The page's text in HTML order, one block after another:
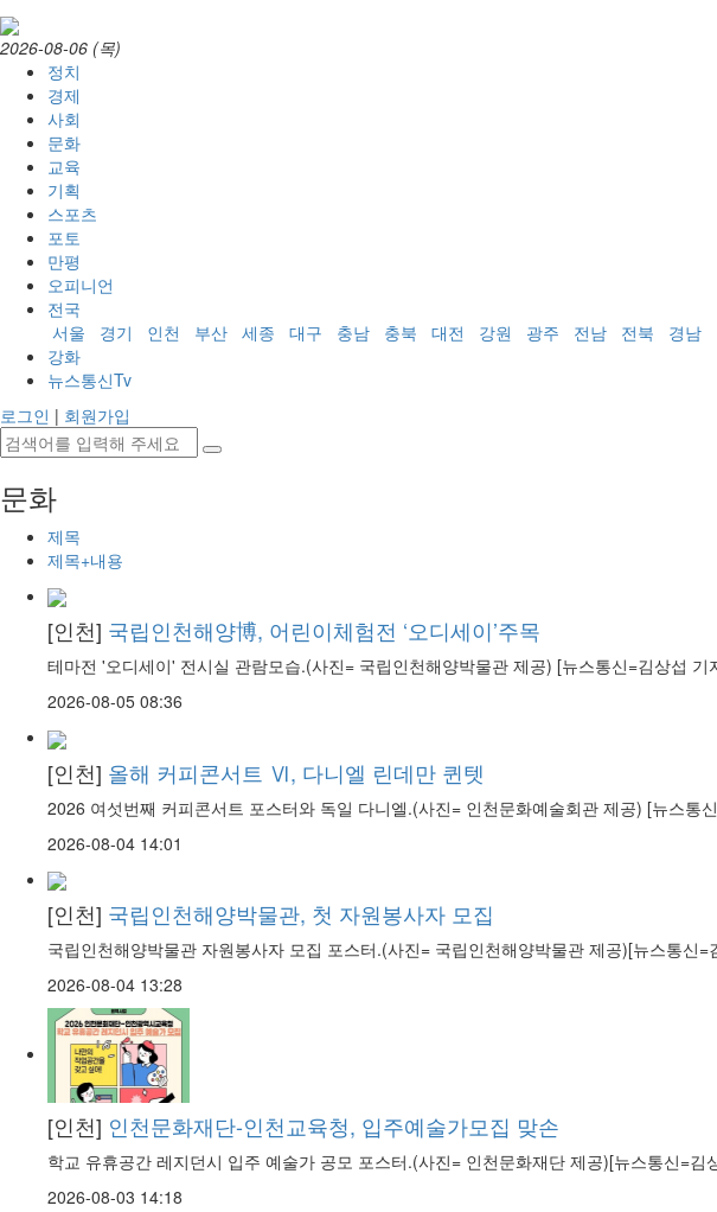
2026-08-06 (목)
정치
경제
사회
문화
교육
기획
스포츠
포토
만평
오피니언
전국
서울
경기 인천 부산 세종 대구 충남 충북 대전 강원 광주 전남 전북 경남
강화
뉴스통신Tv
로그인 | 회원가입
문화
제목
제목+내용
[인천] 국립인천해양博, 어린이체험전 ‘오디세이’주목
테마전 '오디세이' 전시실 관람모습.(사진= 국립인천해양박물관 제공) [뉴스통신=김상섭
2026-08-05 08:36
[인천] 올해 커피콘서트 Ⅵ, 다니엘 린데만 퀸텟
2026 여섯번째 커피콘서트 포스터와 독일 다니엘.(사진= 인천문화예술회관 제공) [뉴스통
2026-08-04 14:01
[인천] 국립인천해양박물관, 첫 자원봉사자 모집
국립인천해양박물관 자원봉사자 모집 포스터.(사진= 국립인천해양박물관 제공)[뉴스통
2026-08-04 13:28
[인천] 인천문화재단-인천교육청, 입주예술가모집 맞손
학교 유휴공간 레지던시 입주 예술가 공모 포스터.(사진= 인천문화재단 제공)[뉴스통신=
2026-08-03 14:18